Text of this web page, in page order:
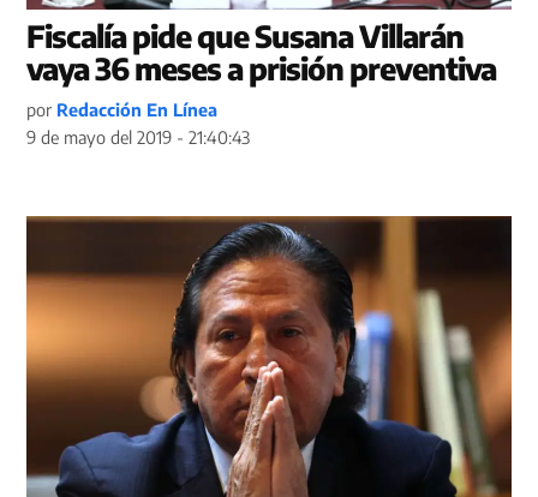
Fiscalía pide que Susana Villarán
vaya 36 meses a prisión preventiva
por Redacción En Línea
9 de mayo del 2019 - 21:40:43